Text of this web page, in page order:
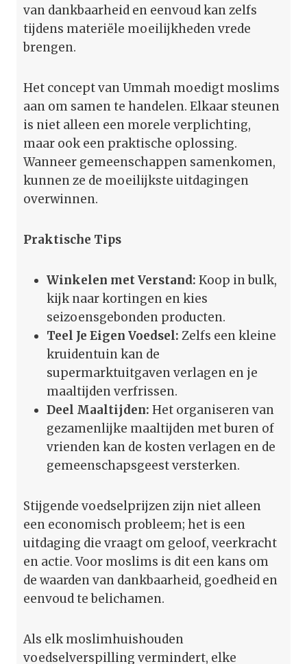
van dankbaarheid en eenvoud kan zelfs
tijdens materiële moeilijkheden vrede
brengen.
Het concept van Ummah moedigt moslims
aan om samen te handelen. Elkaar steunen
is niet alleen een morele verplichting,
maar ook een praktische oplossing.
Wanneer gemeenschappen samenkomen,
kunnen ze de moeilijkste uitdagingen
overwinnen.
Praktische Tips
Winkelen met Verstand: Koop in bulk,
kijk naar kortingen en kies
seizoensgebonden producten.
Teel Je Eigen Voedsel: Zelfs een kleine
kruidentuin kan de
supermarktuitgaven verlagen en je
maaltijden verfrissen.
Deel Maaltijden: Het organiseren van
gezamenlijke maaltijden met buren of
vrienden kan de kosten verlagen en de
gemeenschapsgeest versterken.
Stijgende voedselprijzen zijn niet alleen
een economisch probleem; het is een
uitdaging die vraagt om geloof, veerkracht
en actie. Voor moslims is dit een kans om
de waarden van dankbaarheid, goedheid en
eenvoud te belichamen.
Als elk moslimhuishouden
voedselverspilling vermindert, elke